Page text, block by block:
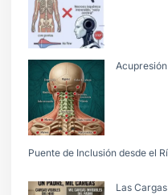
Puente de Inclusión desde el
Las